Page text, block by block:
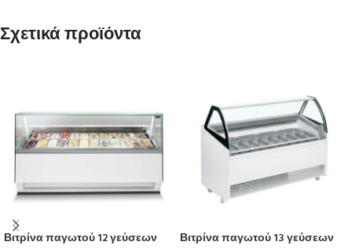
Σχετικά προϊόντα
Βιτρίνα παγωτού 12 γεύσεων
Βιτρίνα παγωτού 13 γεύσεων